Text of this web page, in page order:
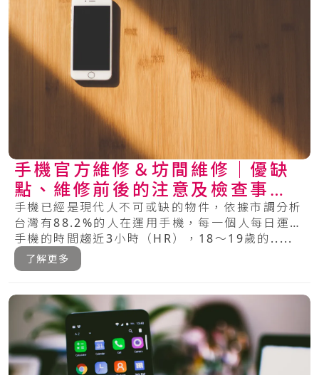
手機官方維修＆坊間維修│優缺
點、維修前後的注意及檢查事項
總整理
手機已經是現代人不可或缺的物件，依據市調分析
台灣有88.2%的人在運用手機，每一個人每日運用
手機的時間趨近3小時（HR），18～19歲的.....
了解更多